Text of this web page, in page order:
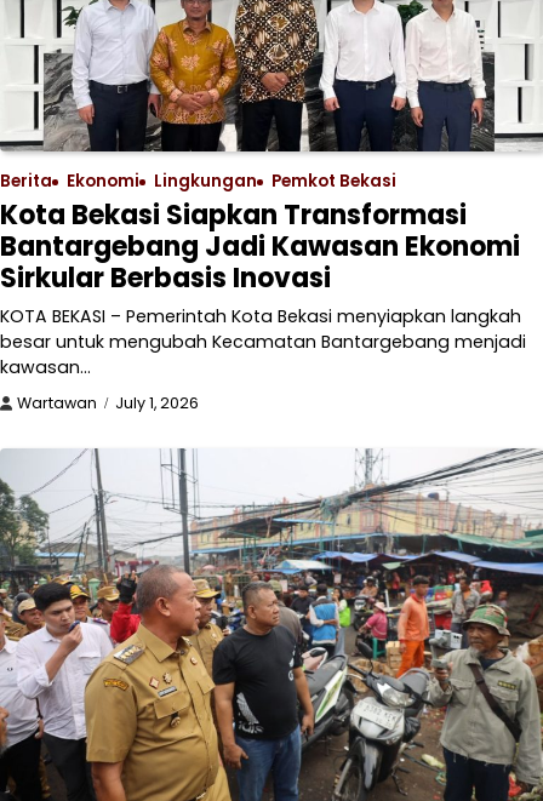
Berita Ekonomi Lingkungan Pemkot Bekasi
Kota Bekasi Siapkan Transformasi
Bantargebang Jadi Kawasan Ekonomi
Sirkular Berbasis Inovasi
KOTA BEKASI – Pemerintah Kota Bekasi menyiapkan langkah
besar untuk mengubah Kecamatan Bantargebang menjadi
kawasan…
Wartawan July 1, 2026